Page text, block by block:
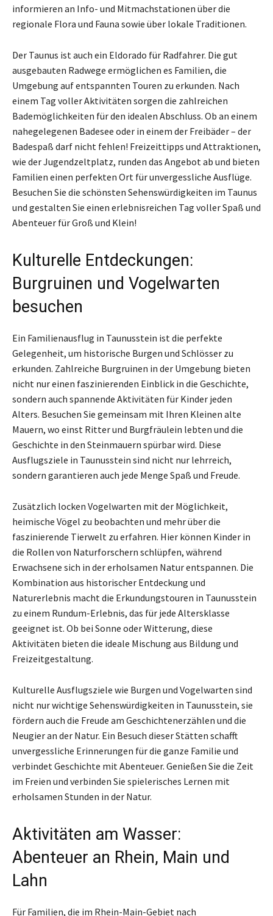
informieren an Info- und Mitmachstationen über die
regionale Flora und Fauna sowie über lokale Traditionen.
Der Taunus ist auch ein Eldorado für Radfahrer. Die gut
ausgebauten Radwege ermöglichen es Familien, die
Umgebung auf entspannten Touren zu erkunden. Nach
einem Tag voller Aktivitäten sorgen die zahlreichen
Bademöglichkeiten für den idealen Abschluss. Ob an einem
nahegelegenen Badesee oder in einem der Freibäder – der
Badespaß darf nicht fehlen! Freizeittipps und Attraktionen,
wie der Jugendzeltplatz, runden das Angebot ab und bieten
Familien einen perfekten Ort für unvergessliche Ausflüge.
Besuchen Sie die schönsten Sehenswürdigkeiten im Taunus
und gestalten Sie einen erlebnisreichen Tag voller Spaß und
Abenteuer für Groß und Klein!
Kulturelle Entdeckungen:
Burgruinen und Vogelwarten
besuchen
Ein Familienausflug in Taunusstein ist die perfekte
Gelegenheit, um historische Burgen und Schlösser zu
erkunden. Zahlreiche Burgruinen in der Umgebung bieten
nicht nur einen faszinierenden Einblick in die Geschichte,
sondern auch spannende Aktivitäten für Kinder jeden
Alters. Besuchen Sie gemeinsam mit Ihren Kleinen alte
Mauern, wo einst Ritter und Burgfräulein lebten und die
Geschichte in den Steinmauern spürbar wird. Diese
Ausflugsziele in Taunusstein sind nicht nur lehrreich,
sondern garantieren auch jede Menge Spaß und Freude.
Zusätzlich locken Vogelwarten mit der Möglichkeit,
heimische Vögel zu beobachten und mehr über die
faszinierende Tierwelt zu erfahren. Hier können Kinder in
die Rollen von Naturforschern schlüpfen, während
Erwachsene sich in der erholsamen Natur entspannen. Die
Kombination aus historischer Entdeckung und
Naturerlebnis macht die Erkundungstouren in Taunusstein
zu einem Rundum-Erlebnis, das für jede Altersklasse
geeignet ist. Ob bei Sonne oder Witterung, diese
Aktivitäten bieten die ideale Mischung aus Bildung und
Freizeitgestaltung.
Kulturelle Ausflugsziele wie Burgen und Vogelwarten sind
nicht nur wichtige Sehenswürdigkeiten in Taunusstein, sie
fördern auch die Freude am Geschichtenerzählen und die
Neugier an der Natur. Ein Besuch dieser Stätten schafft
unvergessliche Erinnerungen für die ganze Familie und
verbindet Geschichte mit Abenteuer. Genießen Sie die Zeit
im Freien und verbinden Sie spielerisches Lernen mit
erholsamen Stunden in der Natur.
Aktivitäten am Wasser:
Abenteuer an Rhein, Main und
Lahn
Für Familien, die im Rhein-Main-Gebiet nach